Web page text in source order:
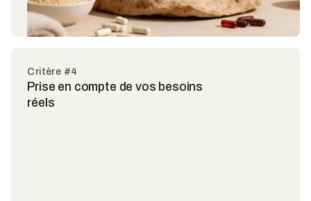
Critère #4
Prise en compte de vos besoins
réels